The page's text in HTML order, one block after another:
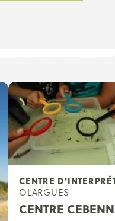
CENTRE
OLARGUES
CENTRE